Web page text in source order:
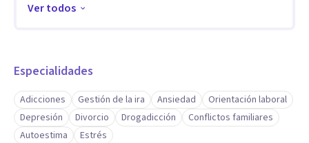
Ver todos
Especialidades
Adicciones Gestión de la ira Ansiedad
Orientación laboral
Depresión
Divorcio Drogadicción
Conflictos familiares
Autoestima
Estrés